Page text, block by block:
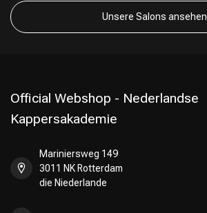
Unsere Salons ansehen
Official Webshop - Nederlandse
Kappersakademie
Mariniersweg 149
3011 NK Rotterdam
die Niederlande